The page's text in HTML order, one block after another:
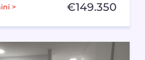
> €149.350